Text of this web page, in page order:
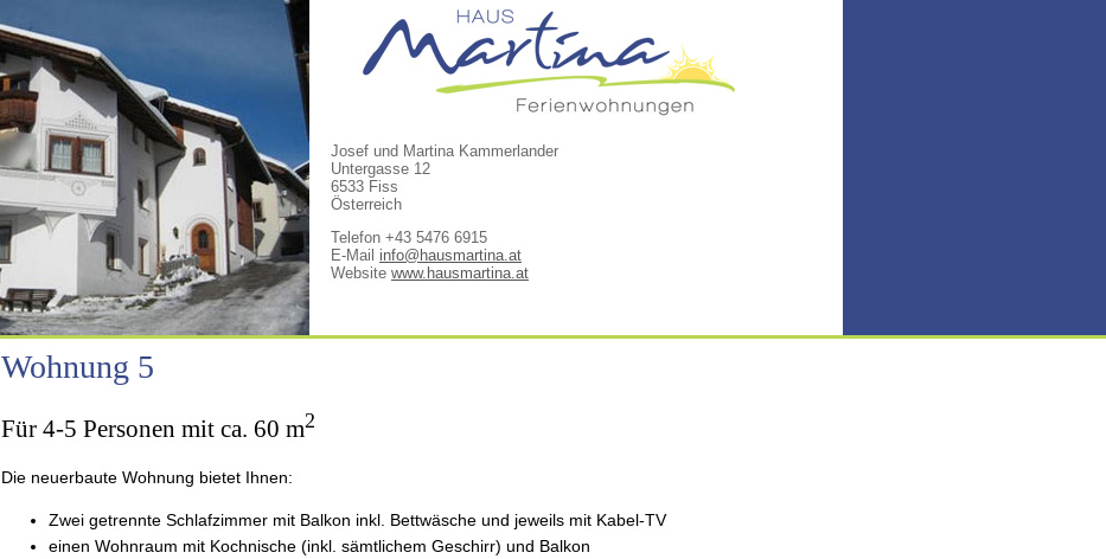
Josef und Martina Kammerlander
Untergasse 12
6533 Fiss
Österreich
Telefon +43 5476 6915
E-Mail info@hausmartina.at
Website www.hausmartina.at
Wohnung 5
Für 4-5 Personen mit ca. 60 m2
Die neuerbaute Wohnung bietet Ihnen:
Zwei getrennte Schlafzimmer mit Balkon inkl. Bettwäsche und jeweils mit Kabel-TV
einen Wohnraum mit Kochnische (inkl. sämtlichem Geschirr) und Balkon